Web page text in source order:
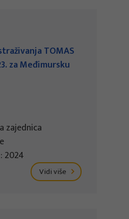
TOMAS
za Međimursku
zajednica
2024
Vidi više